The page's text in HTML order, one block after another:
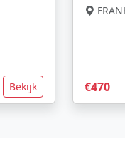
Bekijk €470